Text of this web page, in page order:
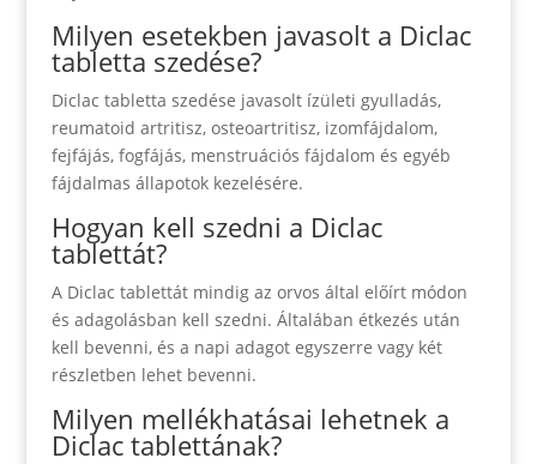
Milyen esetekben javasolt a Diclac
tabletta szedése?
Diclac tabletta szedése javasolt ízületi gyulladás,
reumatoid artritisz, osteoartritisz, izomfájdalom,
fejfájás, fogfájás, menstruációs fájdalom és egyéb
fájdalmas állapotok kezelésére.
Hogyan kell szedni a Diclac
tablettát?
A Diclac tablettát mindig az orvos által előírt módon
és adagolásban kell szedni. Általában étkezés után
kell bevenni, és a napi adagot egyszerre vagy két
részletben lehet bevenni.
Milyen mellékhatásai lehetnek a
Diclac tablettának?